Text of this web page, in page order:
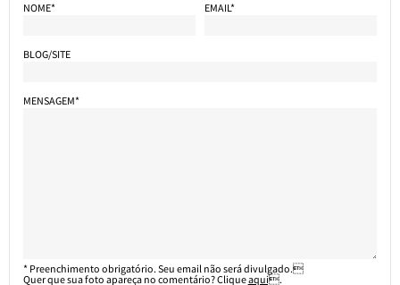
NOME* EMAIL*
BLOG/SITE
MENSAGEM*
* Preenchimento obrigatório. Seu email não será divulgado.
Quer que sua foto apareça no comentário? Cliqueaqui.